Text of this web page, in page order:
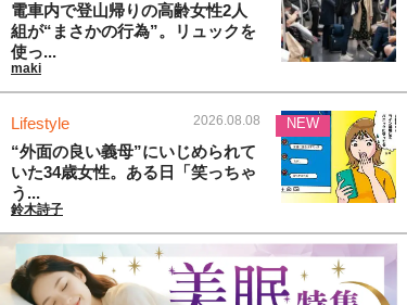
電車内で登山帰りの高齢女性2人
組が“まさかの行為”。リュックを
使っ...
maki
Lifestyle 2026.08.08
“外面の良い義母”にいじめられて
いた34歳女性。ある日「笑っちゃ
う...
鈴木詩子
NEW